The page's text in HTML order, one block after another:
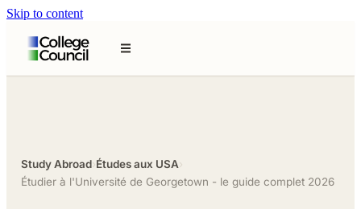
Skip to content
Study Abroad›Études aux USA›
Étudier à l'Université de Georgetown - le guide complet 2026